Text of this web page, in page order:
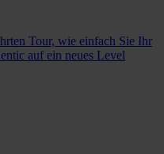
Tour, wie einfach Sie Ihr
auf ein neues Level